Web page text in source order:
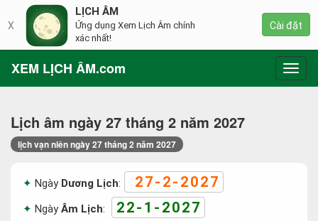
XEM LỊCH ÂM.com
Lịch âm ngày 27 tháng 2 năm 2027
lịch vạn niên ngày 27 tháng 2 năm 2027
Ngày Dương Lịch: 27-2-2027
NgàyÂm Lịch: 22-1-2027
X
LỊCH ÂM
Ứng dụng Xem Lịch Âm chính
xác nhất!
Cài đặt